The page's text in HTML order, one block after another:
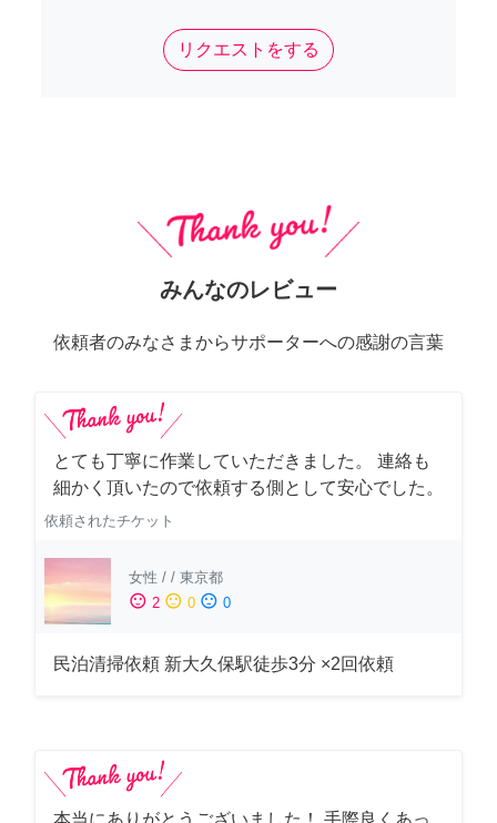
リクエストをする
みんなのレビュー
依頼者のみなさまからサポーターへの感謝の言葉
とても丁寧に作業していただきました。 連絡も
細かく頂いたので依頼する側として安心でした。
依頼されたチケット
女性 / / 東京都
sentiment_satisfied 2 sentiment_neutral 0 sentiment_dissatisfied 0
民泊清掃依頼 新大久保駅徒歩3分 ×2回依頼